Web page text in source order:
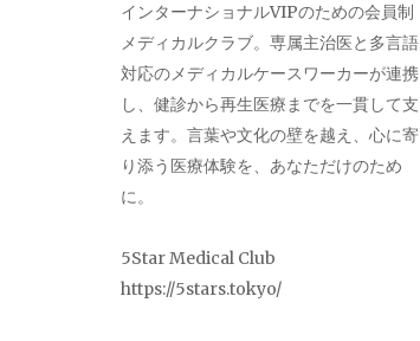
インターナショナルVIPのための会員制
メディカルクラブ。専属主治医と多言語
対応のメディカルケースワーカーが連携
し、健診から再生医療までを一貫して支
えます。言葉や文化の壁を越え、心に寄
り添う医療体験を、あなただけのため
に。
5Star Medical Club
https://5stars.tokyo/